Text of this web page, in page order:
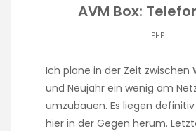
AVM Box:
PHP
Ich plane in der Zeit zwischen
und Neujahr ein wenig am
umzubauen. Es liegen
hier in der Gegen herum.